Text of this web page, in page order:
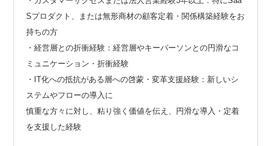
Sプロダクト、または無形商材の顧客定着・関係構築経験をお
持ちの方
・経営層との折衝経験：経営層やキーパーソンとの円滑なコ
ミュニケーション・折衝経験
・IT化への抵抗がある層への啓蒙・変革支援経験：新しいシ
ステムやフローの導入に
慎重な方々に対し、粘り強く価値を伝え、円滑な導入・定着
を支援した経験